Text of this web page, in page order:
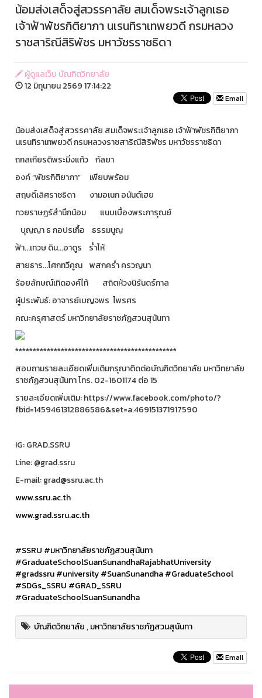
น้อมส่งเสด็จสู่สวรรคาลัย สมเด็จพระเจ้าลูกเธอ
เจ้าฟ้าพัชรกิติยาภา นเรนทิราเทพยวดี กรมหลวง
ราชสาริณีสิริพัชร มหาวัชรราชธิดา
ผู้ดูแลเว็บ บัณฑิตวิทยาลัย
12 มิถุนายน 2569 17:14:22
Email
น้อมส่งเสด็จสู่สวรรคาลัย สมเด็จพระเจ้าลูกเธอ เจ้าฟ้าพัชรกิติยาภา
นเรนทิราเทพยวดี กรมหลวงราชสาริณีสิริพัชร มหาวัชรราชธิดา
ถกลเกียรติพระมิ่งแก้ว กัลยา
องค์ “พัชรกิติยาภา” เพียบพร้อม
สฤษดิ์เลิศราชธิดา งามอเนก อนันต์เฮย
ทวยราษฎร์สำนึกน้อม แนบเบื้องพระการุณย์
บุญญา ธ กอปรเกื้อ ธรรมนูญ
ฟ้า...เทวษ ดิน...อาดูร ร่ำไห้
สายธาร...โศกทวีคูณ พสกคร่ำ ครวญนา
ร้อยลักษณ์เทิดองค์ไท้ สถิตห้วงนิรันดร์กาล
ผู้ประพันธ์: อาจารย์เบญจพร ไพรศร
คณะครุศาสตร์ มหาวิทยาลัยราชภัฏสวนสุนันทา
**********************************************
สอบถามรายละเอียดเพิ่มเติมกรุณาติดต่อบัณฑิตวิทยาลัย มหาวิทยาลัย
ราชภัฏสวนสุนันทา โทร. 02-1601174 ต่อ 15
รายละเอียดเพิ่มเติม: https://www.facebook.com/photo/?
fbid=1459461312886586&set=a.469151371917590
IG: GRAD.SSRU
Line: @grad.ssru
E-mail: grad@ssru.ac.th
www.ssru.ac.th
www.grad.ssru.ac.th
#SSRU #มหาวิทยาลัยราชภัฏสวนสุนันทา
#GraduateSchoolSuanSunandhaRajabhatUniversity
#gradssru#university#SuanSunandha#GraduateSchool
#SDGs_SSRU #GRAD_SSRU
#GraduateSchoolSuanSunandha
บัณฑิตวิทยาลัย,มหาวิทยาลัยราชภัฏสวนสุนันทา
Email